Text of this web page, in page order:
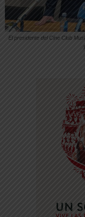
El presidente del Cine Club